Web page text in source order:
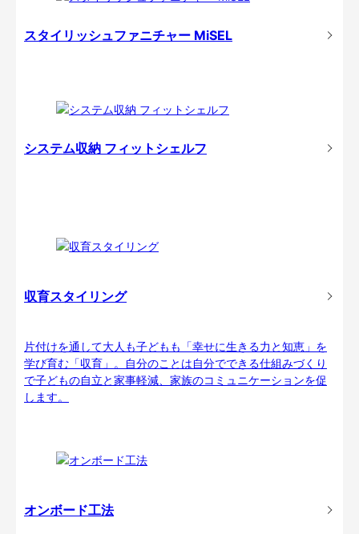
スタイリッシュファニチャー MiSEL
システム収納 フィットシェルフ
収育スタイリング
片付けを通して大人も子どもも「幸せに生きる力と知恵」を
学び育む「収育」。自分のことは自分でできる仕組みづくり
で子どもの自立と家事軽減、家族のコミュニケーションを促
します。
オンボード工法